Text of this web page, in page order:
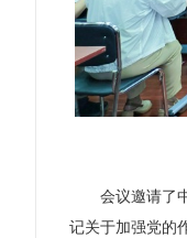
会议邀请了
记关于加强党的